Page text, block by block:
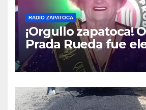
RADIO ZAPATOCA
¡Orgullo zapatoca!
Prada Rueda fue
Reina Nacional –
the Universe,